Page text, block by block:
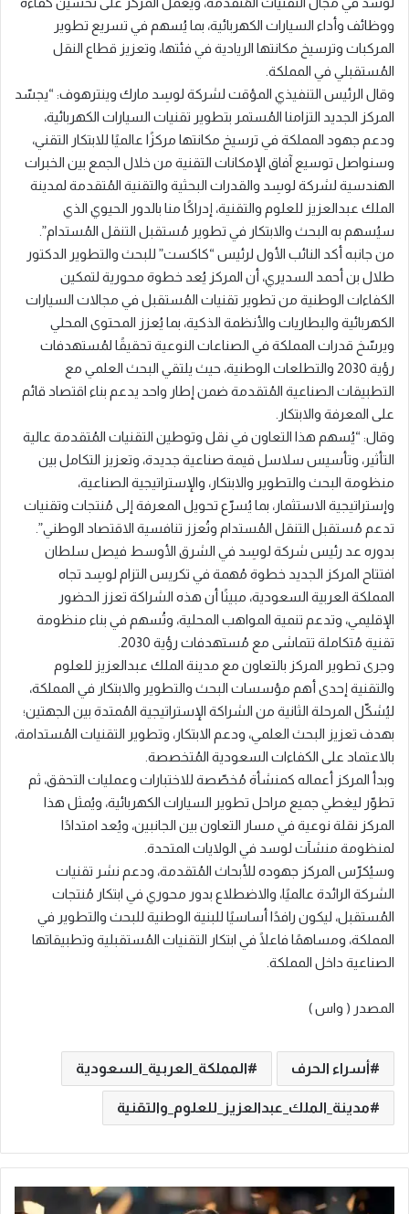
ووظائف وأداء السيارات الكهربائية، بما يُسهم في تسريع تطوير
المركبات وترسيخ مكانتها الريادية في فئتها، وتعزيز قطاع النقل
المُستقبلي في المملكة.
وقال الرئيس التنفيذي المؤقت لشركة لوسِد مارك وينترهوف: “يجسّد
المركز الجديد التزامنا المُستمر بتطوير تقنيات السيارات الكهربائية،
ودعم جهود المملكة في ترسيخ مكانتها مركزًا عالميًا للابتكار التقني،
وسنواصل توسيع آفاق الإمكانات التقنية من خلال الجمع بين الخبرات
الهندسية لشركة لوسِد والقدرات البحثية والتقنية المُتقدمة لمدينة
الملك عبدالعزيز للعلوم والتقنية، إدراكًا منا بالدور الحيوي الذي
سيُسهم به البحث والابتكار في تطوير مُستقبل التنقل المُستدام”.
من جانبه أكد النائب الأول لرئيس “كاكست” للبحث والتطوير الدكتور
طلال بن أحمد السديري، أن المركز يُعد خطوة محورية لتمكين
الكفاءات الوطنية من تطوير تقنيات المُستقبل في مجالات السيارات
الكهربائية والبطاريات والأنظمة الذكية، بما يُعزز المحتوى المحلي
ويرسّخ قدرات المملكة في الصناعات النوعية تحقيقًا لمُستهدفات
رؤية 2030 والتطلعات الوطنية، حيث يلتقي البحث العلمي مع
التطبيقات الصناعية المُتقدمة ضمن إطار واحد يدعم بناء اقتصاد قائم
على المعرفة والابتكار.
وقال: “يُسهم هذا التعاون في نقل وتوطين التقنيات المُتقدمة عالية
التأثير، وتأسيس سلاسل قيمة صناعية جديدة، وتعزيز التكامل بين
منظومة البحث والتطوير والابتكار، والإستراتيجية الصناعية،
وإستراتيجية الاستثمار، بما يُسرّع تحويل المعرفة إلى مُنتجات وتقنيات
تدعم مُستقبل التنقل المُستدام وتُعزز تنافسية الاقتصاد الوطني”.
بدوره عد رئيس شركة لوسِد في الشرق الأوسط فيصل سلطان
افتتاح المركز الجديد خطوة مُهمة في تكريس التزام لوسِد تجاه
المملكة العربية السعودية، مبينًا أن هذه الشراكة تعزز الحضور
الإقليمي، وتدعم تنمية المواهب المحلية، وتُسهم في بناء منظومة
تقنية مُتكاملة تتماشى مع مُستهدفات رؤية 2030.
وجرى تطوير المركز بالتعاون مع مدينة الملك عبدالعزيز للعلوم
والتقنية إحدى أهم مؤسسات البحث والتطوير والابتكار في المملكة،
ليُشكّل المرحلة الثانية من الشراكة الإستراتيجية المُمتدة بين الجهتين؛
بهدف تعزيز البحث العلمي، ودعم الابتكار، وتطوير التقنيات المُستدامة،
بالاعتماد على الكفاءات السعودية المُتخصصة.
وبدأ المركز أعماله كمنشأة مُخصّصة للاختبارات وعمليات التحقق، ثم
تطوّر ليغطي جميع مراحل تطوير السيارات الكهربائية، ويُمثل هذا
المركز نقلة نوعية في مسار التعاون بين الجانبين، ويُعد امتدادًا
لمنظومة منشآت لوسد في الولايات المتحدة.
وسيُكرّس المركز جهوده للأبحاث المُتقدمة، ودعم نشر تقنيات
الشركة الرائدة عالميًا، والاضطلاع بدور محوري في ابتكار مُنتجات
المُستقبل، ليكون رافدًا أساسيًا للبنية الوطنية للبحث والتطوير في
المملكة، ومساهمًا فاعلًا في ابتكار التقنيات المُستقبلية وتطبيقاتها
الصناعية داخل المملكة.
المصدر ( واس )
أسراء الحرف المملكة_العربية_السعودية
مدينة_الملك_عبدالعزيز_للعلوم_والتقنية